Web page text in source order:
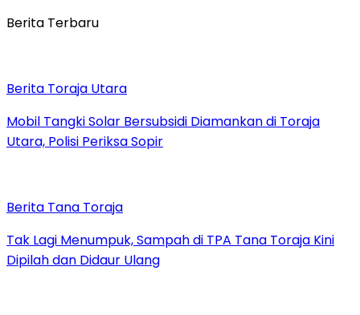
Berita Terbaru
Berita Toraja Utara
Mobil Tangki Solar Bersubsidi Diamankan di Toraja
Utara, Polisi Periksa Sopir
Berita Tana Toraja
Tak Lagi Menumpuk, Sampah di TPA Tana Toraja Kini
Dipilah dan Didaur Ulang